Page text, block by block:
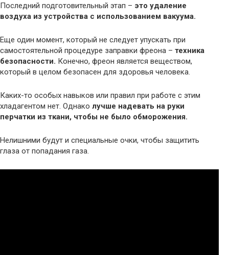
Последний подготовительный этап – это удаление
воздуха из устройства с использованием вакуума.
Еще один момент, который не следует упускать при
самостоятельной процедуре заправки фреона – техника
безопасности. Конечно, фреон является веществом,
который в целом безопасен для здоровья человека.
Каких-то особых навыков или правил при работе с этим
хладагентом нет. Однако лучше надевать на руки
перчатки из ткани, чтобы не было обморожения.
Нелишними будут и специальные очки, чтобы защитить
глаза от попадания газа.